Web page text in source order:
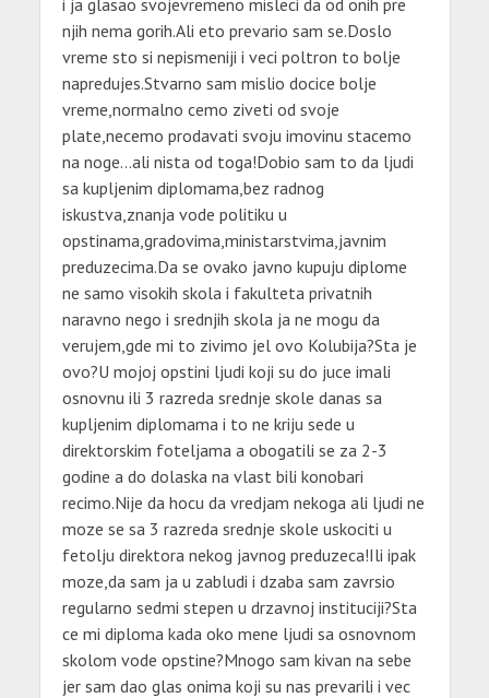
njih nema gorih.Ali eto prevario sam se.Doslo
vreme sto si nepismeniji i veci poltron to bolje
napredujes.Stvarno sam mislio docice bolje
vreme,normalno cemo ziveti od svoje
plate,necemo prodavati svoju imovinu stacemo
na noge…ali nista od toga!Dobio sam to da ljudi
sa kupljenim diplomama,bez radnog
iskustva,znanja vode politiku u
opstinama,gradovima,ministarstvima,javnim
preduzecima.Da se ovako javno kupuju diplome
ne samo visokih skola i fakulteta privatnih
naravno nego i srednjih skola ja ne mogu da
verujem,gde mi to zivimo jel ovo Kolubija?Sta je
ovo?U mojoj opstini ljudi koji su do juce imali
osnovnu ili 3 razreda srednje skole danas sa
kupljenim diplomama i to ne kriju sede u
direktorskim foteljama a obogatili se za 2-3
godine a do dolaska na vlast bili konobari
recimo.Nije da hocu da vredjam nekoga ali ljudi ne
moze se sa 3 razreda srednje skole uskociti u
fetolju direktora nekog javnog preduzeca!Ili ipak
moze,da sam ja u zabludi i dzaba sam zavrsio
regularno sedmi stepen u drzavnoj instituciji?Sta
ce mi diploma kada oko mene ljudi sa osnovnom
skolom vode opstine?Mnogo sam kivan na sebe
jer sam dao glas onima koji su nas prevarili i vec